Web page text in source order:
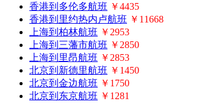
香港到多伦多航班 ￥4435
香港到里约热内卢航班 ￥11668
上海到柏林航班 ￥2953
上海到三藩市航班 ￥2850
上海到里昂航班 ￥2853
北京到新德里航班 ￥1450
北京到金边航班 ￥1750
北京到东京航班 ￥1281